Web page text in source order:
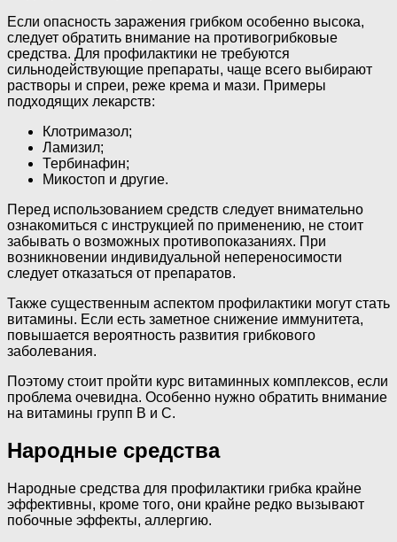
Если опасность заражения грибком особенно высока,
следует обратить внимание на противогрибковые
средства. Для профилактики не требуются
сильнодействующие препараты, чаще всего выбирают
растворы и спреи, реже крема и мази. Примеры
подходящих лекарств:
Клотримазол;
Ламизил;
Тербинафин;
Микостоп и другие.
Перед использованием средств следует внимательно
ознакомиться с инструкцией по применению, не стоит
забывать о возможных противопоказаниях. При
возникновении индивидуальной непереносимости
следует отказаться от препаратов.
Также существенным аспектом профилактики могут стать
витамины. Если есть заметное снижение иммунитета,
повышается вероятность развития грибкового
заболевания.
Поэтому стоит пройти курс витаминных комплексов, если
проблема очевидна. Особенно нужно обратить внимание
на витамины групп В и С.
Народные средства
Народные средства для профилактики грибка крайне
эффективны, кроме того, они крайне редко вызывают
побочные эффекты, аллергию.